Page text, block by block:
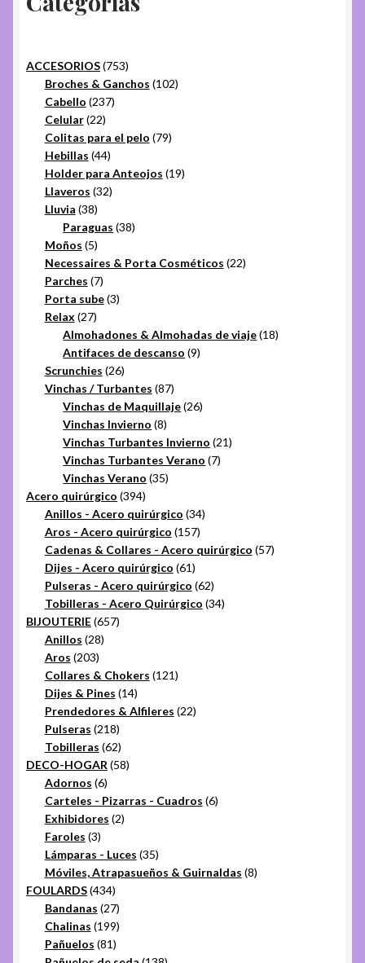
ACCESORIOS 753753
productos
Broches & Ganchos 102102
Cabello 237237
Celular 2222
productos
Colitas para el pelo 7979
Hebillas 4444
productos
Holder para Anteojos 1919
Llaveros 3232
Lluvia 3838
productos
Paraguas 3838
Moños 55
productos
Necessaires & Porta Cosméticos 2222
Parches 77
productos
Porta sube 33
Relax 2727
productos
Almohadones & Almohadas de viaje 1818
Antifaces de descanso 99
Scrunchies 2626
productos
Vinchas / Turbantes 8787
productos
Vinchas de Maquillaje 2626
Vinchas Invierno 88
productos
Vinchas Turbantes Invierno 2121
Vinchas Turbantes Verano 77
Vinchas Verano 3535
Acero quirúrgico 394394
productos
Anillos - Acero quirúrgico 3434
Aros - Acero quirúrgico 157157
productos
Cadenas & Collares - Acero quirúrgico 5757
Dijes - Acero quirúrgico 6161
productos
Pulseras - Acero quirúrgico 6262
productos
Tobilleras - Acero Quirúrgico 3434
BIJOUTERIE 657657
Anillos 2828
Aros 203203
productos
Collares & Chokers 121121
Dijes & Pines 1414
productos
Prendedores & Alfileres 2222
Pulseras 218218
productos
Tobilleras 6262
productos
DECO-HOGAR 5858
Adornos 66
productos
Carteles - Pizarras - Cuadros 66
Exhibidores 22
Faroles 33
productos
Lámparas - Luces 3535
productos
Móviles, Atrapasueños & Guirnaldas 88
FOULARDS 434434
productos
Bandanas 2727
productos
Chalinas 199199
productos
Pañuelos 8181